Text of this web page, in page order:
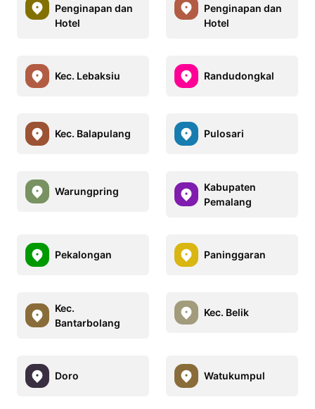
Penginapan dan
Hotel
Penginapan dan
Hotel
Kec. Lebaksiu Randudongkal
Kec. Balapulang Pulosari
Warungpring
Kabupaten
Pemalang
Pekalongan Paninggaran
Kec.
Bantarbolang
Kec. Belik
Doro Watukumpul